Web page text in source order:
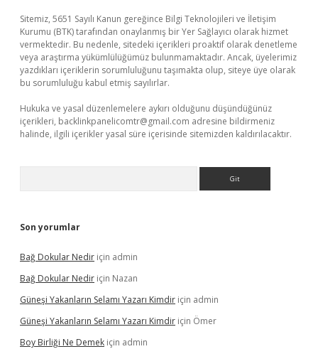
Sitemiz, 5651 Sayılı Kanun gereğince Bilgi Teknolojileri ve İletişim
Kurumu (BTK) tarafından onaylanmış bir Yer Sağlayıcı olarak hizmet
vermektedir. Bu nedenle, sitedeki içerikleri proaktif olarak denetleme
veya araştırma yükümlülüğümüz bulunmamaktadır. Ancak, üyelerimiz
yazdıkları içeriklerin sorumluluğunu taşımakta olup, siteye üye olarak
bu sorumluluğu kabul etmiş sayılırlar.
Hukuka ve yasal düzenlemelere aykırı olduğunu düşündüğünüz
içerikleri, backlinkpanelicomtr@gmail.com adresine bildirmeniz
halinde, ilgili içerikler yasal süre içerisinde sitemizden kaldırılacaktır.
Son yorumlar
Bağ Dokular Nedir için admin
Bağ Dokular Nedir için Nazan
Güneşi Yakanların Selamı Yazarı Kimdir için admin
Güneşi Yakanların Selamı Yazarı Kimdir için Ömer
Boy Birliği Ne Demek için admin